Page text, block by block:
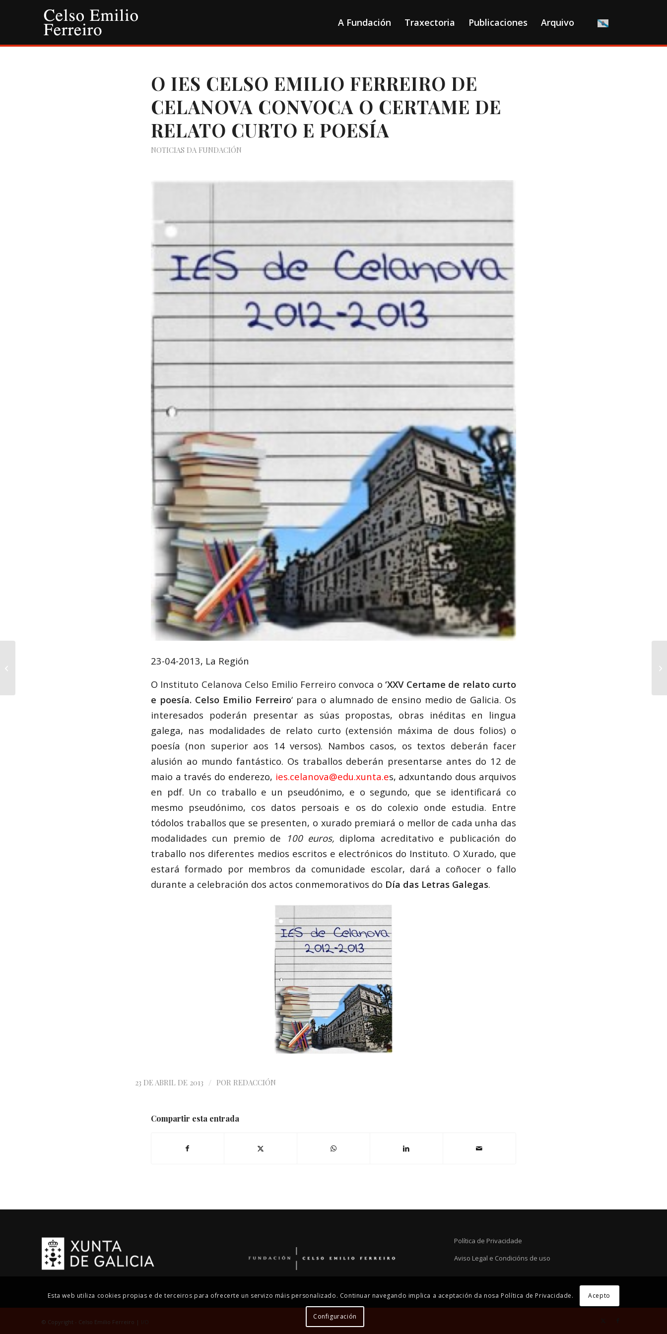
A Fundación Traxectoria Publicaciones Arquivo
O IES CELSO EMILIO FERREIRO DE
CELANOVA CONVOCA O CERTAME DE
RELATO CURTO E POESÍA
NOTICIAS DA FUNDACIÓN
23-04-2013, La Región
O Instituto Celanova Celso Emilio Ferreiro convoca o‘XXV Certame de relato curto
e poesía. Celso Emilio Ferreiro‘ para o alumnado de ensino medio de Galicia. Os
interesados poderán presentar as súas propostas, obras inéditas en lingua
galega, nas modalidades de relato curto (extensión máxima de dous folios) o
poesía (non superior aos 14 versos). Nambos casos, os textos deberán facer
alusión ao mundo fantástico. Os traballos deberán presentarse antes do 12 de
maio a través do enderezo, ies.celanova@edu.xunta.es, adxuntando dous arquivos
en pdf. Un co traballo e un pseudónimo, e o segundo, que se identificará co
mesmo pseudónimo, cos datos persoais e os do colexio onde estudia. Entre
tódolos traballos que se presenten, o xurado premiará o mellor de cada unha das
modalidades cun premio de
100 euros, diploma acreditativo e publicación do
traballo nos diferentes medios escritos e electrónicos do Instituto. O Xurado, que
estará formado por membros da comunidade escolar, dará a coñocer o fallo
durante a celebración dos actos conmemorativos do Día das Letras Galegas.
23 DE ABRIL DE 2013 / POR REDACCIÓN
Compartir esta entrada
Política de Privacidade
Aviso Legal e Condicións de uso
© Copyright - Celso Emilio Ferreiro |
Esta web utiliza cookies propias e de terceiros para ofrecerte un servizo máis personalizado. Continuar navegando implica a aceptación da nosa Política de Privacidade. Acepto
Configuración